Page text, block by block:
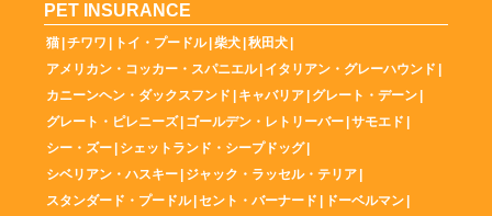
PET INSURANCE
猫 チワワ トイ・プードル 柴犬 秋田犬
アメリカン・コッカー・スパニエル イタリアン・グレーハウンド
カニーンヘン・ダックスフンド
キャバリア グレート・デーン
グレート・ピレニーズ ゴールデン・レトリーバー サモエド
シー・ズー シェットランド・シープドッグ
シベリアン・ハスキー ジャック・ラッセル・テリア
スタンダード・プードル セント・バーナード ドーベルマン